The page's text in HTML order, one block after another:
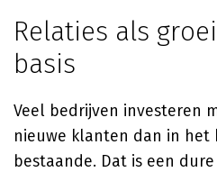
Relaties als
basis
Veel bedrijven investeren
nieuwe klanten dan in het
bestaande. Dat is een